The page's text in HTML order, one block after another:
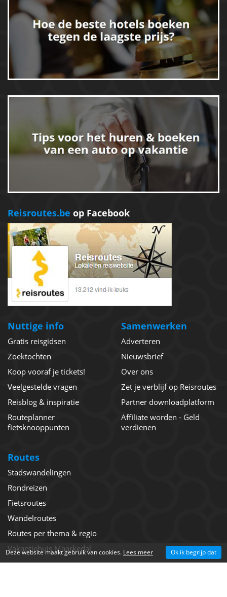
Reisroutes.be op Facebook
Nuttige info
Gratis reisgidsen
Zoektochten
Koop vooraf je tickets!
Veelgestelde vragen
Reisblog & inspiratie
Routeplanner
fietsknooppunten
Samenwerken
Adverteren
Nieuwsbrief
Over ons
Zet je verblijf op Reisroutes
Partner downloadplatform
Affiliate worden - Geld
verdienen
Routes
Stadswandelingen
Rondreizen
Fietsroutes
Wandelroutes
Routes per thema & regio
Vakantiehuis Maarkedal
Deze website maakt gebruik van cookies. Lees meer Ok ik begrijp dat